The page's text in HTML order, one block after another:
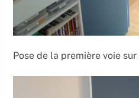
Pose de la première voie